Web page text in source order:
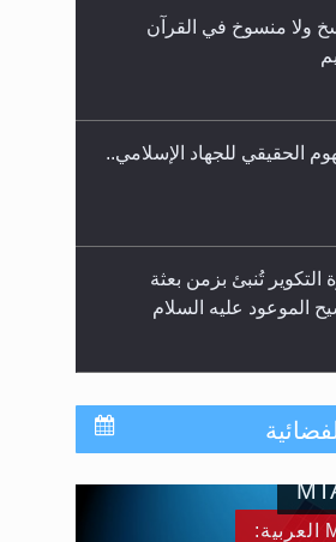
فتح مشروع كوافير نسائي
وغير المحجبات؟
ولا منسوخ في القرآن
الحقيقي للجهاد الإسلامي..
التكوير تُنبئ بزمن بعثة
الموعود عليه السلام
المسيح الدجال
قاضٍ وحكمٌ على السنة